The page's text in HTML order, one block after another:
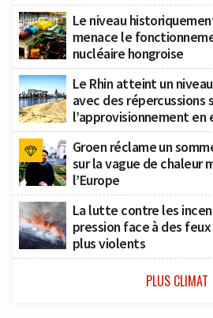
Le niveau
menace le
nucléaire hongroise
Le Rhin atteint un
avec des répercussions
l’approvisionnement en
Groen réclame un
sur la vague de chaleur
l’Europe
La lutte contre les
pression face à des
plus violents
PLUS CLIMAT